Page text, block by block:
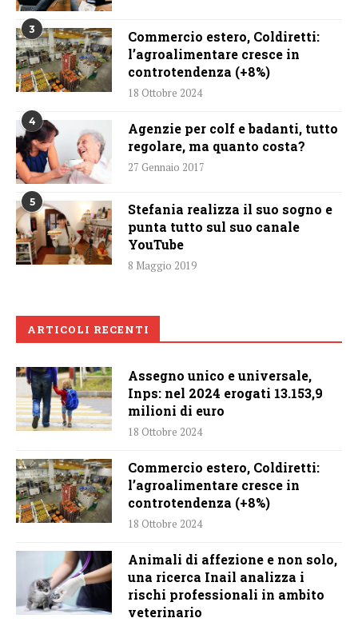
3
Commercio estero, Coldiretti:
l’agroalimentare cresce in
controtendenza (+8%)
18 Ottobre 2024
4
Agenzie per colf e badanti, tutto
regolare, ma quanto costa?
27 Gennaio 2017
5
Stefania realizza il suo sogno e
punta tutto sul suo canale
YouTube
8 Maggio 2019
ARTICOLI RECENTI
Assegno unico e universale,
Inps: nel 2024 erogati 13.153,9
milioni di euro
18 Ottobre 2024
Commercio estero, Coldiretti:
l’agroalimentare cresce in
controtendenza (+8%)
18 Ottobre 2024
Animali di affezione e non solo,
una ricerca Inail analizza i
rischi professionali in ambito
veterinario